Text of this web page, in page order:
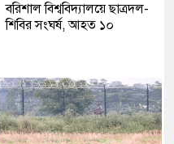
বরিশাল বিশ্ববিদ্যালয়ে ছাত্রদল-
শিবির সংঘর্ষ, আহত ১০